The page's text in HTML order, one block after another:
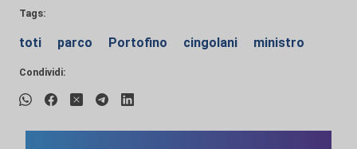
Tags:
toti parco Portofino cingolani ministro
Condividi: